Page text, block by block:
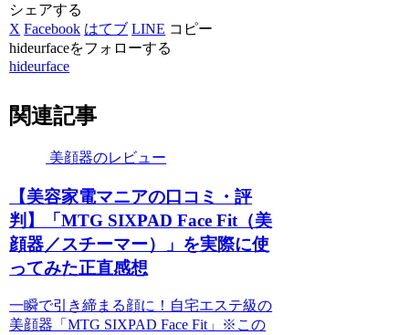
シェアする
X Facebook はてブ LINE コピー
hideurfaceをフォローする
hideurface
関連記事
美顔器のレビュー
【美容家電マニアの口コミ・評
判】「MTG SIXPAD Face Fit（美
顔器／スチーマー）」を実際に使
ってみた正直感想
一瞬で引き締まる顔に！自宅エステ級の
美顔器「MTG SIXPAD Face Fit」※この